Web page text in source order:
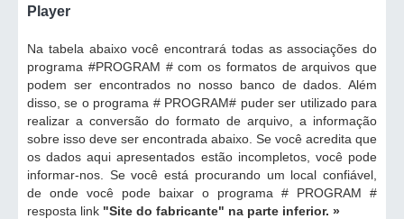
Player
Na tabela abaixo você encontrará todas as associações do
programa #PROGRAM # com os formatos de arquivos que
podem ser encontrados no nosso banco de dados. Além
disso, se o programa # PROGRAM# puder ser utilizado para
realizar a conversão do formato de arquivo, a informação
sobre isso deve ser encontrada abaixo. Se você acredita que
os dados aqui apresentados estão incompletos, você pode
informar-nos. Se você está procurando um local confiável,
de onde você pode baixar o programa # PROGRAM #
resposta link "Site do fabricante" na parte inferior. »